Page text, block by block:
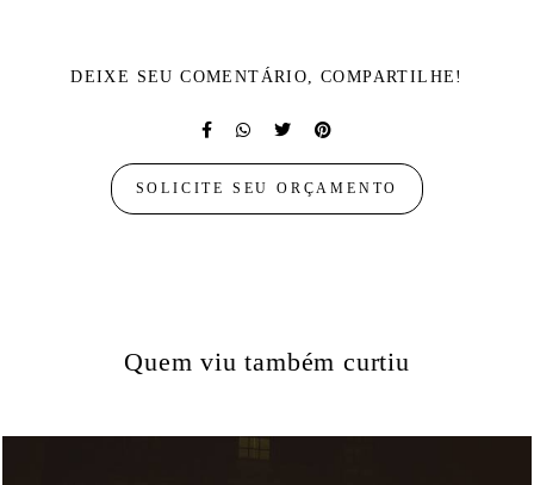
DEIXE SEU COMENTÁRIO, COMPARTILHE!
SOLICITE SEU ORÇAMENTO
Quem viu também curtiu